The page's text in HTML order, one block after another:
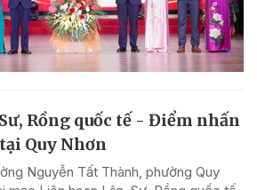
Rồng quốc tế - Điểm nhấn
Quy Nhơn
Nguyễn Tất Thành, phường Quy